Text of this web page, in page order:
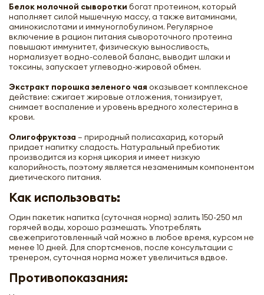
Белок молочной сыворотки богат протеином, который
наполняет силой мышечную массу, а также витаминами,
аминокислотами и иммуноглобулином. Регулярное
включение в рацион питания сывороточного протеина
повышают иммунитет, физическую выносливость,
нормализует водно-солевой баланс, выводит шлаки и
токсины, запускает углеводно-жировой обмен.
Экстракт порошка зеленого чая оказывает комплексное
действие: сжигает жировые отложения, тонизирует,
снимает воспаление и уровень вредного холестерина в
крови.
Олигофруктоза – природный полисахарид, который
придает напитку сладость. Натуральный пребиотик
производится из корня цикория и имеет низкую
калорийность, поэтому является незаменимым компонентом
диетического питания.
Как использовать:
Один пакетик напитка (суточная норма) залить 150-250 мл
горячей воды, хорошо размешать. Употреблять
свежеприготовленный чай можно в любое время, курсом не
менее 10 дней. Для спортсменов, после консультации с
тренером, суточная норма может увеличиться вдвое.
Противопоказания:
Растворимый напиток Матча Латте
(matcha latte) Truslen | Труслен 1шт
-